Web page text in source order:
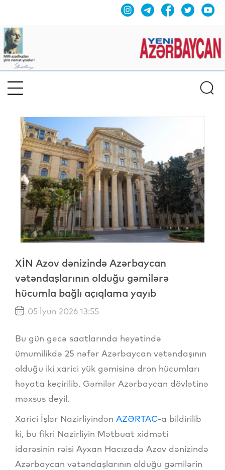
XİN Azov dənizində Azərbaycan
vətəndaşlarının olduğu gəmilərə
hücumla bağlı açıqlama yayıb
05 İyun 2026 13:55
Bu gün gecə saatlarında heyətində
ümumilikdə 25 nəfər Azərbaycan vətəndaşının
olduğu iki xarici yük gəmisinə dron hücumları
həyata keçirilib. Gəmilər Azərbaycan dövlətinə
məxsus deyil.
Xarici İşlər Nazirliyindən AZƏRTAC-a bildirilib
ki, bu fikri Nazirliyin Mətbuat xidməti
idarəsinin rəisi Ayxan Hacızadə Azov dənizində
Azərbaycan vətəndaşlarının olduğu gəmilərin